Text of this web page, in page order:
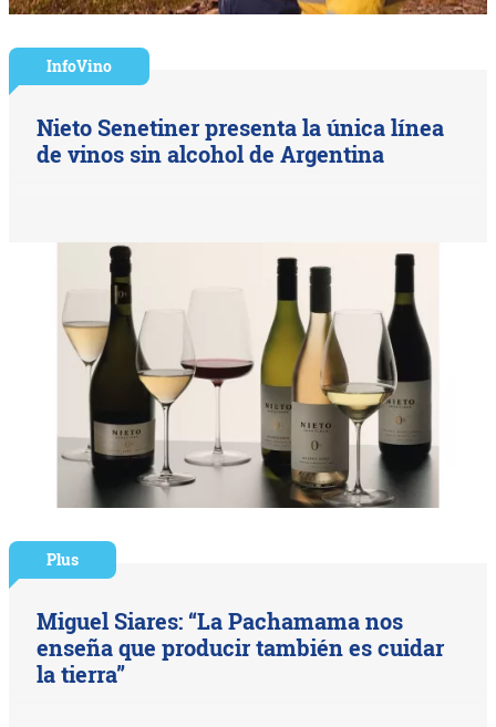
InfoVino
Nieto Senetiner presenta la única línea
de vinos sin alcohol de Argentina
Plus
Miguel Siares: “La Pachamama nos
enseña que producir también es cuidar
la tierra”